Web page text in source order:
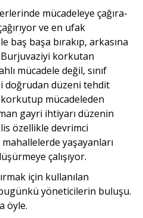
mücadeleye çağıra­
ve en ufak
baş başa bırakıp, arkasına
kor­kutan
mücadele değil, sınıf
doğ­rudan düzeni tehdit
müca­deleden
gayri ihtiyarı düzenin
özellikle devrimci
yaşayanları
çalışıyor.
için kullanılan
yönetici­lerin buluşu.
öyle.